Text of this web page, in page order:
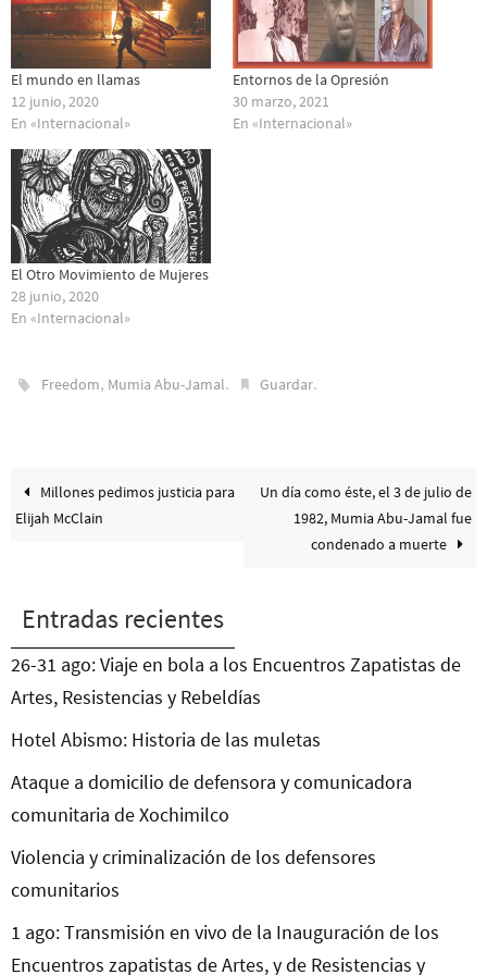
El mundo en llamas
12 junio, 2020
En «Internacional»
Entornos de la Opresión
30 marzo, 2021
En «Internacional»
El Otro Movimiento de Mujeres
28 junio, 2020
En «Internacional»
Freedom, Mumia Abu-Jamal. Guardar.
Millones pedimos justicia para
Elijah McClain
Un día como éste, el 3 de julio de
1982, Mumia Abu-Jamal fue
condenado a muerte
Entradas recientes
26-31 ago: Viaje en bola a los Encuentros Zapatistas de
Artes, Resistencias y Rebeldías
Hotel Abismo: Historia de las muletas
Ataque a domicilio de defensora y comunicadora
comunitaria de Xochimilco
Violencia y criminalización de los defensores
comunitarios
1 ago: Transmisión en vivo de la Inauguración de los
Encuentros zapatistas de Artes, y de Resistencias y